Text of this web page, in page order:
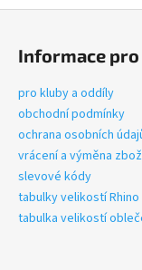
Informace
pro kluby a oddíly
obchodní podmínky
ochrana osobních
vrácení a výměna
slevové kódy
tabulky velikostí Rhino
tabulka velikostí